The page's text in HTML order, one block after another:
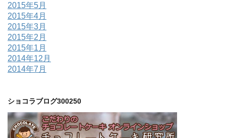
2015年5月
2015年4月
2015年3月
2015年2月
2015年1月
2014年12月
2014年7月
ショコラブログ300250